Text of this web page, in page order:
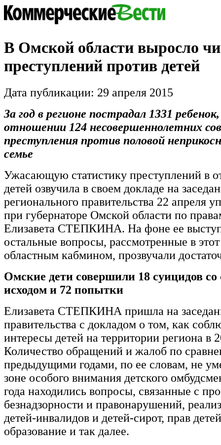
В Омской области выросло
преступлений против детей
Дата публикации: 29 апреля 2015
За год в регионе пострадал 1331
отношении 124 несовершеннолетних
преступления против половой
семье
Ужасающую статистику преступлений в
детей озвучила в своем докладе на
регионального правительства 22 апреля
при губернаторе Омской области по
Елизавета СТЕПКИНА. На фоне ее
остальные вопросы, рассмотренные в
областным кабмином, прозвучали
Омские дети совершили 18 суицидов
исходом и 72 попытки
Елизавета СТЕПКИНА пришла на
правительства с докладом о том, как
интересы детей на территории региона в
Количество обращений и жалоб по
предыдущими годами, по ее словам, не
зоне особого внимания детского
года находились вопросы, связанные с
безнадзорности и правонарушений,
детей-инвалидов и детей-сирот, прав
образование и так далее.